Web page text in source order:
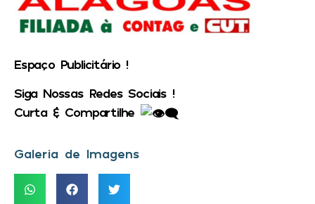
Espaço Publicitário !
Siga Nossas Redes Sociais !
Curta & Compartilhe
Galeria de Imagens